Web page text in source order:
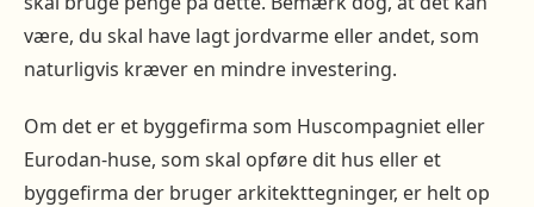
være, du skal have lagt jordvarme eller andet, som
naturligvis kræver en mindre investering.
Om det er et byggefirma som Huscompagniet eller
Eurodan-huse, som skal opføre dit hus eller et
byggefirma der bruger arkitekttegninger, er helt op